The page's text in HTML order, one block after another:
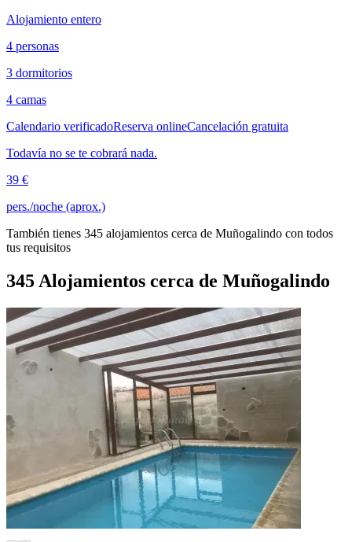
Alojamiento entero
4 personas
3 dormitorios
4 camas
Calendario verificadoReserva onlineCancelación gratuita
Todavía no se te cobrará nada.
39 €
pers./noche (aprox.)
También tienes 345 alojamientos cerca de Muñogalindo con todos
tus requisitos
345 Alojamientos cerca de Muñogalindo